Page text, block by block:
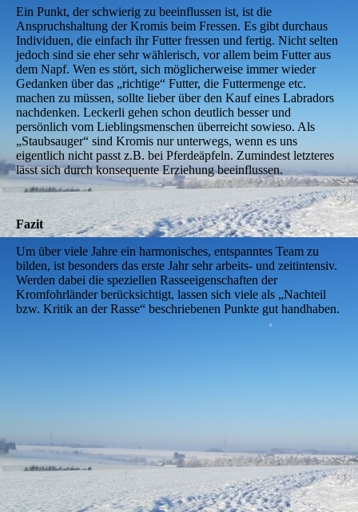
Ein Punkt, der schwierig zu beeinflussen ist, ist die
Anspruchshaltung der Kromis beim Fressen. Es gibt durchaus
Individuen, die einfach ihr Futter fressen und fertig. Nicht selten
jedoch sind sie eher sehr wählerisch, vor allem beim Futter aus
dem Napf. Wen es stört, sich möglicherweise immer wieder
Gedanken über das „richtige“ Futter, die Futtermenge etc.
machen zu müssen, sollte lieber über den Kauf eines Labradors
nachdenken. Leckerli gehen schon deutlich besser und
persönlich vom Lieblingsmenschen überreicht sowieso. Als
„Staubsauger“ sind Kromis nur unterwegs, wenn es uns
eigentlich nicht passt z.B. bei Pferdeäpfeln. Zumindest letzteres
lässt sich durch konsequente Erziehung beeinflussen.
Fazit
Um über viele Jahre ein harmonisches, entspanntes Team zu
bilden, ist besonders das erste Jahr sehr arbeits- und zeitintensiv.
Werden dabei die speziellen Rasseeigenschaften der
Kromfohrländer berücksichtigt, lassen sich viele als „Nachteil
bzw. Kritik an der Rasse“ beschriebenen Punkte gut handhaben.